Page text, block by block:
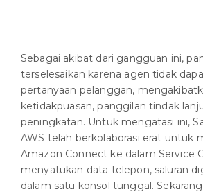
Sebagai akibat dari gangguan ini,
terselesaikan karena agen tidak
pertanyaan pelanggan,
ketidakpuasan, panggilan tindak
peningkatan. Untuk mengatasi ini,
AWS telah berkolaborasi erat untuk
Amazon Connect ke dalam Service
menyatukan data telepon, saluran
dalam satu konsol tunggal.